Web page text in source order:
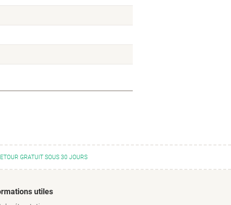
GRATUIT SOUS 30 JOURS
utiles